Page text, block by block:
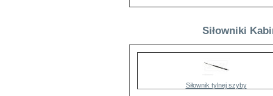
Siłowniki
Siłownik tylnej szyby